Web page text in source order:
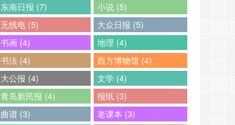
东南日报 (7)
小说 (5)
无线电 (5)
大众日报 (5)
书画 (4)
地理 (4)
书法 (4)
西方博物馆 (4)
大公报 (4)
文学 (4)
青岛新民报 (4)
报纸 (3)
曲谱 (3)
老课本 (3)